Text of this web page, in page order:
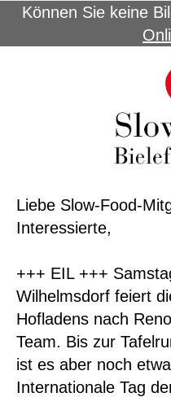
Können Sie keine
Liebe Slow-Food-
Interessierte,
+++ EIL +++
Wilhelmsdorf feiert
Hofladens nach
Team. Bis zur
ist es aber noch
Internationale Tag